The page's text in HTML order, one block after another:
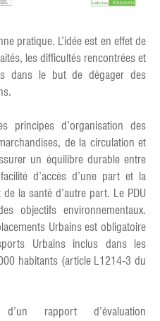
pratique. L’idée est en effet de
les difficultés rencontrées et
dans le but de dégager des
principes d’organisation des
de la circulation et
un équilibre durable entre
d’accès d’une part et la
la santé d’autre part. Le PDU
objectifs environnementaux.
Urbains est obligatoire
Urbains inclus dans les
habitants (article L1214-3 du
rapport d’évaluation